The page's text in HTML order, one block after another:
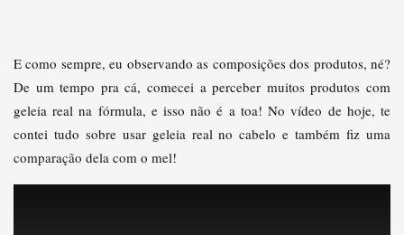
E como sempre, eu observando as composições dos produtos, né?
De um tempo pra cá, comecei a perceber muitos produtos com
geleia real na fórmula, e isso não é a toa! No vídeo de hoje, te
contei tudo sobre usar geleia real no cabelo e também fiz uma
comparação dela com o mel!